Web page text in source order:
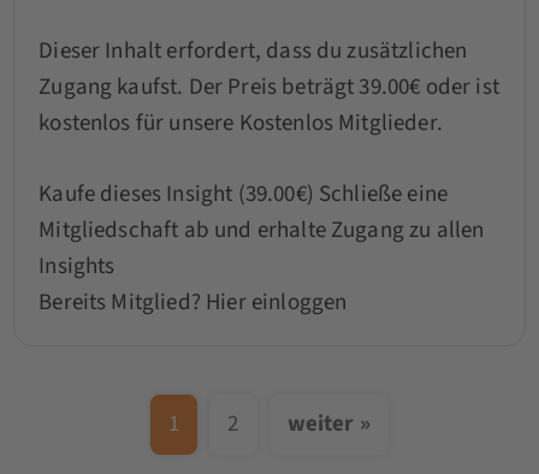
Dieser Inhalt erfordert, dass du zusätzlichen
Zugang kaufst. Der Preis beträgt 39.00€ oder ist
kostenlos für unsere Kostenlos Mitglieder.
Kaufe dieses Insight (39.00€) Schließe eine
Mitgliedschaft ab und erhalte Zugang zu allen
Insights
Bereits Mitglied? Hier einloggen
1 2 weiter »